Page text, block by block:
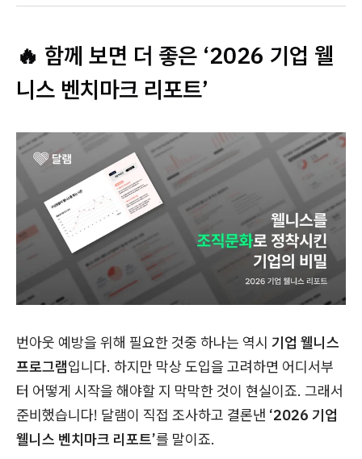
🔥 함께 보면 더 좋은 ‘2026 기업 웰
니스 벤치마크 리포트’
번아웃 예방을 위해 필요한 것중 하나는 역시 기업 웰니스
프로그램입니다. 하지만 막상 도입을 고려하면 어디서부
터 어떻게 시작을 해야할 지 막막한 것이 현실이죠. 그래서
준비했습니다! 달램이 직접 조사하고 결론낸 ‘2026 기업
웰니스 벤치마크 리포트’를 말이죠.